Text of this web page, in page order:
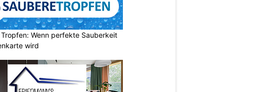
Wenn perfekte Sauberkeit
wird